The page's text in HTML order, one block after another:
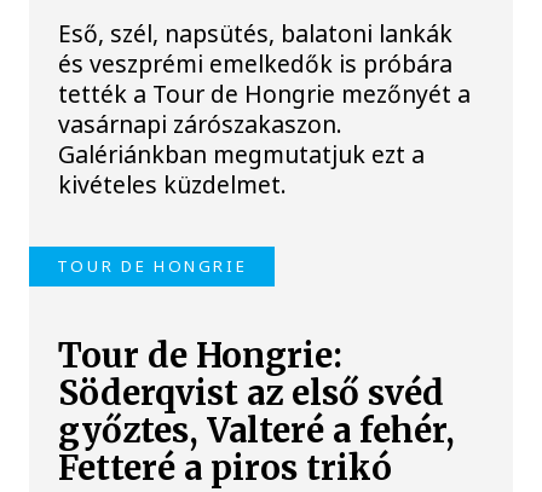
Eső, szél, napsütés, balatoni lankák
és veszprémi emelkedők is próbára
tették a Tour de Hongrie mezőnyét a
vasárnapi zárószakaszon.
Galériánkban megmutatjuk ezt a
kivételes küzdelmet.
TOUR DE HONGRIE
Tour de Hongrie:
Söderqvist az első svéd
győztes, Valteré a fehér,
Fetteré a piros trikó